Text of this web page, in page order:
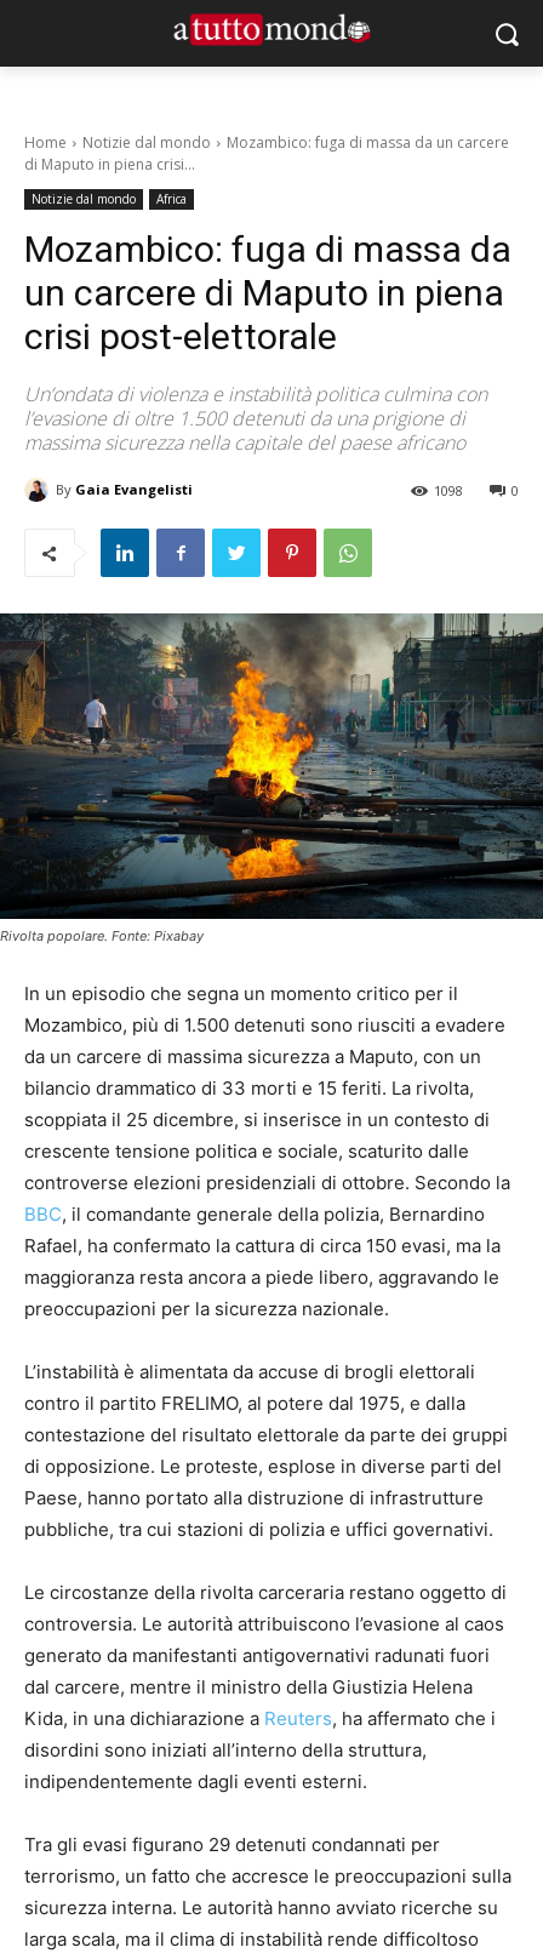
Home Notizie dal mondo
Mozambico: fuga di massa da un carcere
di Maputo in piena crisi...
Notizie dal mondo Africa
Mozambico: fuga di massa da
un carcere di Maputo in piena
crisi post-elettorale
Un’ondata di violenza e instabilità politica culmina con
l’evasione di oltre 1.500 detenuti da una prigione di
massima sicurezza nella capitale del paese africano
By Gaia Evangelisti 0
1098
Rivolta popolare. Fonte: Pixabay
In un episodio che segna un momento critico per il
Mozambico, più di 1.500 detenuti sono riusciti a evadere
da un carcere di massima sicurezza a Maputo, con un
bilancio drammatico di 33 morti e 15 feriti. La rivolta,
scoppiata il 25 dicembre, si inserisce in un contesto di
crescente tensione politica e sociale, scaturito dalle
controverse elezioni presidenziali di ottobre. Secondo la
BBC, il comandante generale della polizia, Bernardino
Rafael, ha confermato la cattura di circa 150 evasi, ma la
maggioranza resta ancora a piede libero, aggravando le
preoccupazioni per la sicurezza nazionale.
L’instabilità è alimentata da accuse di brogli elettorali
contro il partito FRELIMO, al potere dal 1975, e dalla
contestazione del risultato elettorale da parte dei gruppi
di opposizione. Le proteste, esplose in diverse parti del
Paese, hanno portato alla distruzione di infrastrutture
pubbliche, tra cui stazioni di polizia e uffici governativi.
Le circostanze della rivolta carceraria restano oggetto di
controversia. Le autorità attribuiscono l’evasione al caos
generato da manifestanti antigovernativi radunati fuori
dal carcere, mentre il ministro della Giustizia Helena
Kida, in una dichiarazione a Reuters, ha affermato che i
disordini sono iniziati all’interno della struttura,
indipendentemente dagli eventi esterni.
Tra gli evasi figurano 29 detenuti condannati per
terrorismo, un fatto che accresce le preoccupazioni sulla
sicurezza interna. Le autorità hanno avviato ricerche su
larga scala, ma il clima di instabilità rende difficoltoso